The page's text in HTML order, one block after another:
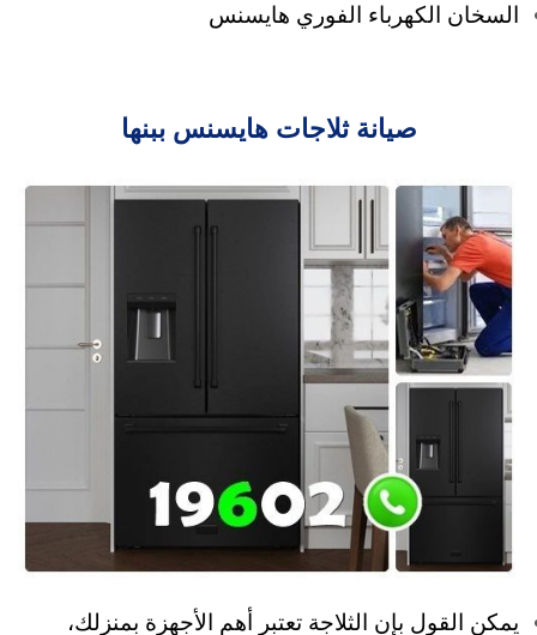
السخان الكهرباء الفوري هايسنس
صيانة ثلاجات هايسنس ببنها
يمكن القول بإن الثلاجة تعتبر أهم الأجهزة بمنزلك،